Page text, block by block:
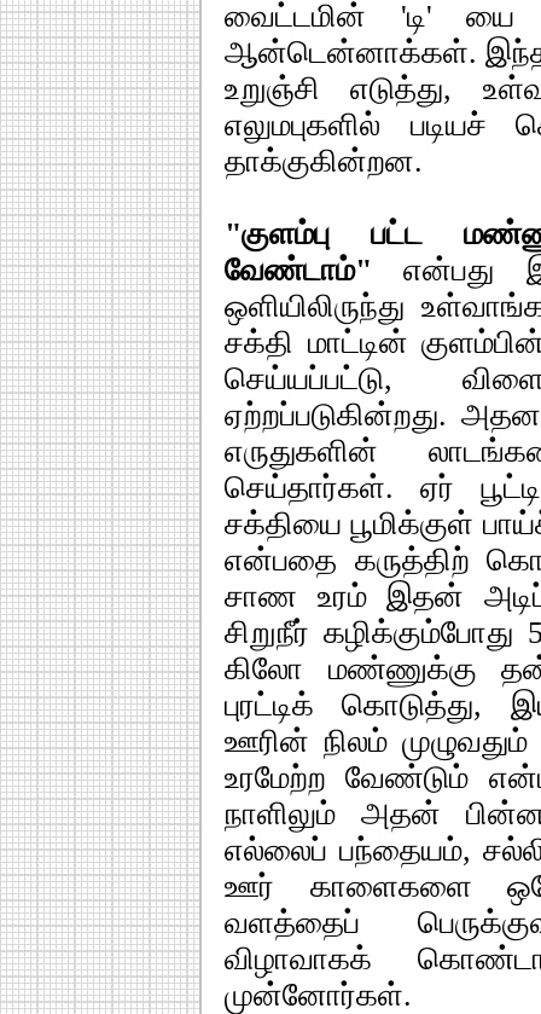
வைட்டமின் 'டி' யை
ஆன்டென்னாக்கள். இந்த
உறுஞ்சி எடுத்து,
எலுமபுகளில் படியச்
தாக்குகின்றன.
"குளம்பு பட்ட
வேண்டாம்"என்பது
ஒளியிலிருந்து
சக்தி மாட்டின்
செய்யப்பட்டு,
ஏற்றப்படுகின்றது.
எருதுகளின்
செய்தார்கள். ஏர்
சக்தியை பூமிக்குள்
என்பதை கருத்திற்
சாண உரம் இதன்
சிறுநீர்
கிலோ மண்ணுக்கு தன்
புரட்டிக்
ஊரின் நிலம்
உரமேற்ற வேண்டும்
நாளிலும் அதன்
எல்லைப் பந்தையம்,
ஊர் காளைகளை ஒரே
வளத்தைப்
விழாவாகக்
முன்னோர்கள்.